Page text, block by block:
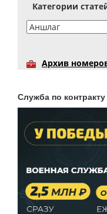
Категории
Архив
Служба по контракту